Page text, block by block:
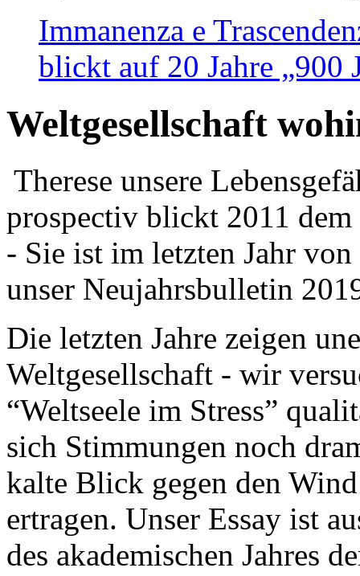
Immanenza e
blickt auf 20 Jahre „900
Weltgesellschaft
Therese unsere
prospectiv blickt 2011
- Sie ist im letzten Jahr
unser Neujahrsbulletin
Die letzten Jahre zeigen
Weltgesellschaft - wir
“Weltseele im Stress”
sich Stimmungen noch
kalte Blick gegen den
ertragen. Unser Essay ist
des akademischen Jahres